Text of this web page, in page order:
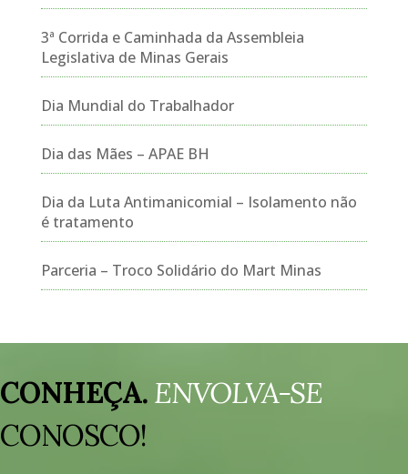
3ª Corrida e Caminhada da Assembleia
Legislativa de Minas Gerais
Dia Mundial do Trabalhador
Dia das Mães – APAE BH
Dia da Luta Antimanicomial – Isolamento não
é tratamento
Parceria – Troco Solidário do Mart Minas
de
vídeo
CONHEÇA.ENVOLVA-SE
CONOSCO!